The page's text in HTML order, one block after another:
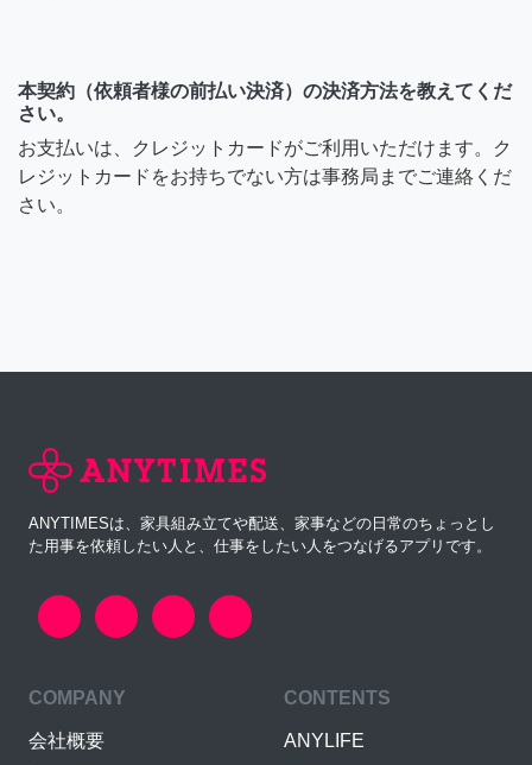
本契約（依頼者様の前払い決済）の決済方法を教えてくだ
さい。
お支払いは、クレジットカードがご利用いただけます。ク
レジットカードをお持ちでない方は事務局までご連絡くだ
さい。
ANYTIMESは、家具組み立てや配送、家事などの日常のちょっとし
た用事を依頼したい人と、仕事をしたい人をつなげるアプリです。
COMPANY
会社概要
CONTENTS
ANYLIFE